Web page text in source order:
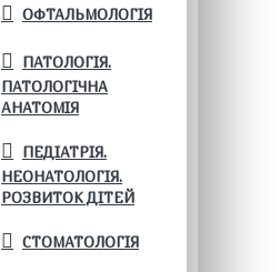
ОФТАЛЬМОЛОГІЯ
ПАТОЛОГІЯ.
ПАТОЛОГІЧНА
АНАТОМІЯ
ПЕДІАТРІЯ.
НЕОНАТОЛОГІЯ.
РОЗВИТОК ДІТЕЙ
СТОМАТОЛОГІЯ